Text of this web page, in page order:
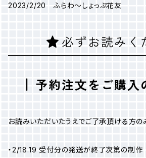
2023/2/20 ふらわ～しょっぷ花友
必ずお読みく
予約注文をご購入
お読みいただいたうえでご了承頂ける方の
・2/18.19 受付分の発送が終了次第の制作